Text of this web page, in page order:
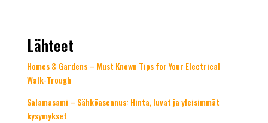
Lähteet
Homes & Gardens – Must Known Tips for Your Electrical
Walk-Trough
Salamasami – Sähköasennus: Hinta, luvat ja yleisimmät
kysymykset